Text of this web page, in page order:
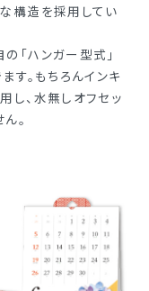
構造を採用してい
｢ハンガー型式｣
す。もちろんインキ
し、水無しオフセッ
。